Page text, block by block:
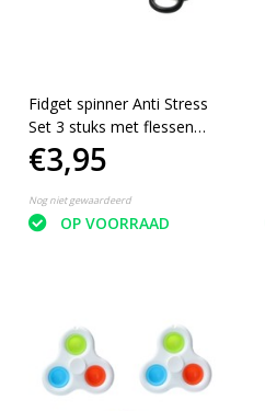
Fidget spinner Anti Stress
Set 3 stuks met flessen
opener zwart
€3,95
Nog niet gewaardeerd
OP VOORRAAD